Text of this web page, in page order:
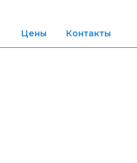
Цены Контакты